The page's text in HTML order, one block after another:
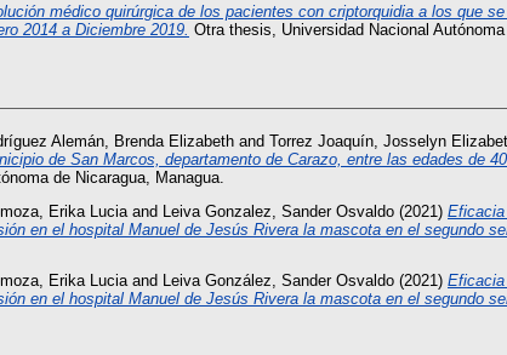
médico quirúrgica de los pacientes con criptorquidia a los que
2014 a Diciembre 2019. Otra thesis, Universidad Nacional
Alemán, Brenda Elizabeth and Torrez Joaquín, Josselyn
de San Marcos, departamento de Carazo, entre las edades de
de Nicaragua, Managua.
Erika Lucia and Leiva Gonzalez, Sander Osvaldo (2021) Eficacia
en el hospital Manuel de Jesús Rivera la mascota en el segundo
Erika Luciaand Leiva González, Sander Osvaldo (2021) Eficacia
en el hospital Manuel de Jesús Rivera la mascota en el segundo